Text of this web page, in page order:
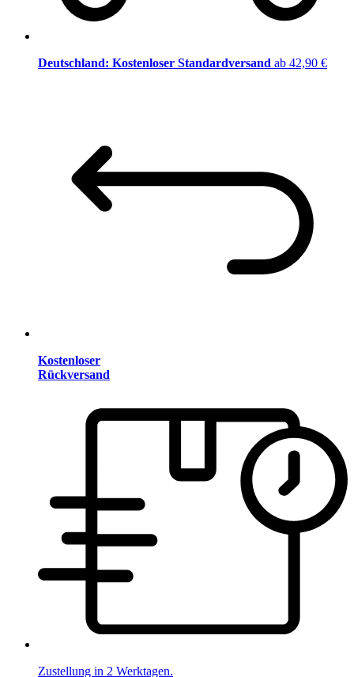
Deutschland: Kostenloser Standardversand ab 42,90 €
Kostenloser
Rückversand
Zustellung in 2 Werktagen.